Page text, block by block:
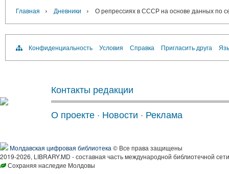
Главная › Дневники › О репрессиях в СССР на основе данных по
Конфиденциальность Условия Справка Пригласить друга
Контакты редакции
О проекте · Новости · Реклама
Молдавская цифровая библиотека © Все права защищены
2019-2026, LIBRARY.MD - составная часть международной библиотечной
Сохраняя наследие Молдовы